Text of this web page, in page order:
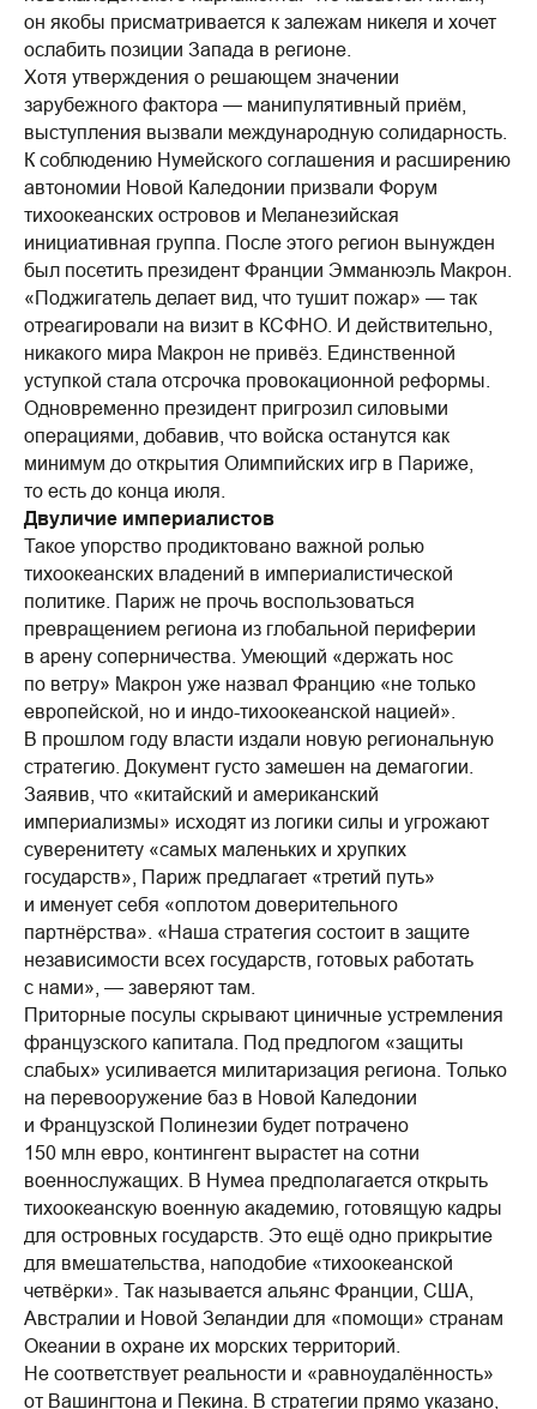
он якобы присматривается к залежам никеля и хочет
ослабить позиции Запада в регионе.
Хотя утверждения о решающем значении
зарубежного фактора — манипулятивный приём,
выступления вызвали международную солидарность.
К соблюдению Нумейского соглашения и расширению
автономии Новой Каледонии призвали Форум
тихоокеанских островов и Меланезийская
инициативная группа. После этого регион вынужден
был посетить президент Франции Эмманюэль Макрон.
«Поджигатель делает вид, что тушит пожар» — так
отреагировали на визит в КСФНО. И действительно,
никакого мира Макрон не привёз. Единственной
уступкой стала отсрочка провокационной реформы.
Одновременно президент пригрозил силовыми
операциями, добавив, что войска останутся как
минимум до открытия Олимпийских игр в Париже,
то есть до конца июля.
Двуличие империалистов
Такое упорство продиктовано важной ролью
тихоокеанских владений в империалистической
политике. Париж не прочь воспользоваться
превращением региона из глобальной периферии
в арену соперничества. Умеющий «держать нос
по ветру» Макрон уже назвал Францию «не только
европейской, но и индо-тихоокеанской нацией».
В прошлом году власти издали новую региональную
стратегию. Документ густо замешен на демагогии.
Заявив, что «китайский и американский
империализмы» исходят из логики силы и угрожают
суверенитету «самых маленьких и хрупких
государств», Париж предлагает «третий путь»
и именует себя «оплотом доверительного
партнёрства». «Наша стратегия состоит в защите
независимости всех государств, готовых работать
с нами», — заверяют там.
Приторные посулы скрывают циничные устремления
французского капитала. Под предлогом «защиты
слабых» усиливается милитаризация региона. Только
на перевооружение баз в Новой Каледонии
и Французской Полинезии будет потрачено
150 млн евро, контингент вырастет на сотни
военнослужащих. В Нумеа предполагается открыть
тихоокеанскую военную академию, готовящую кадры
для островных государств. Это ещё одно прикрытие
для вмешательства, наподобие «тихоокеанской
четвёрки». Так называется альянс Франции, США,
Австралии и Новой Зеландии для «помощи» странам
Океании в охране их морских территорий.
Не соответствует реальности и «равноудалённость»
от Вашингтона и Пекина. В стратегии прямо указано,